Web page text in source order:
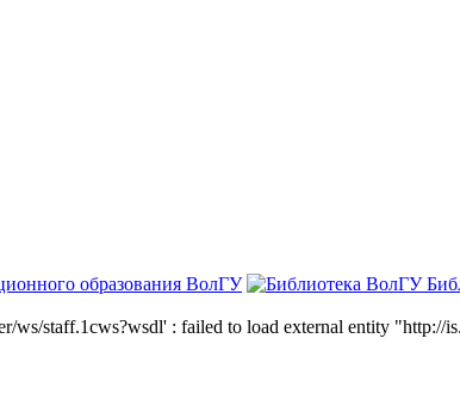
образования ВолГУ
staff.1cws?wsdl' : failed to load external entity "http://